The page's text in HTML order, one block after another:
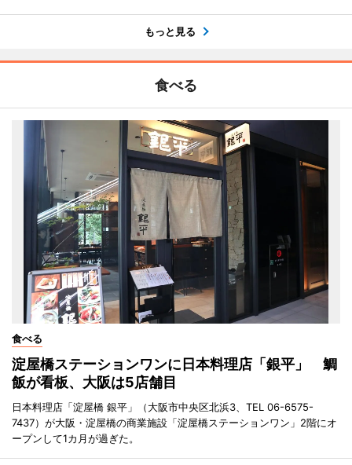
もっと見る
食べる
食べる
淀屋橋ステーションワンに日本料理店「銀平」 鯛
飯が看板、大阪は5店舗目
日本料理店「淀屋橋 銀平」（大阪市中央区北浜3、TEL 06-6575-
7437）が大阪・淀屋橋の商業施設「淀屋橋ステーションワン」2階にオ
ープンして1カ月が過ぎた。